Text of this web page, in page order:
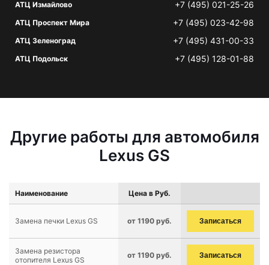
АТЦ Измайлово +7 (495) 021-25-26
АТЦ Проспект Мира +7 (495) 023-42-98
АТЦ Зеленоград +7 (495) 431-00-33
АТЦ Подольск +7 (495) 128-01-88
Другие работы для автомобиля
Lexus GS
Наименование Цена в Руб.
Замена печки Lexus GS от 1190 руб. Записаться
Замена резистора
отопителя Lexus GS
от 1190 руб. Записаться